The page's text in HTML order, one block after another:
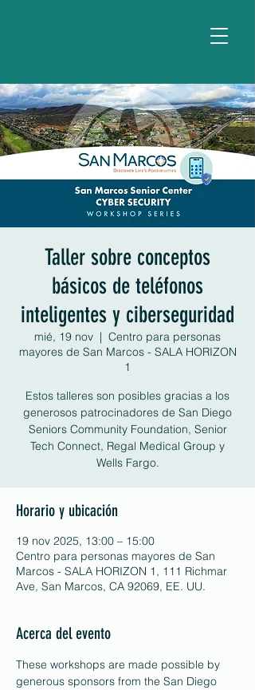
Taller sobre conceptos
básicos de teléfonos
inteligentes y ciberseguridad
mié, 19 nov
  |
Centro para personas
mayores de San Marcos - SALA HORIZON
1
Estos talleres son posibles gracias a los
generosos patrocinadores de San Diego
Seniors Community Foundation, Senior
Tech Connect, Regal Medical Group y
Wells Fargo.
Horario y ubicación
19 nov 2025, 13:00 – 15:00
Centro para personas mayores de San
Marcos - SALA HORIZON 1, 111 Richmar
Ave, San Marcos, CA 92069, EE. UU.
Acerca del evento
These workshops are made possible by
generous sponsors from the San Diego